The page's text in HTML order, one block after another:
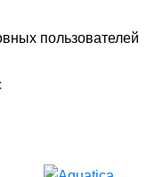
пользователей